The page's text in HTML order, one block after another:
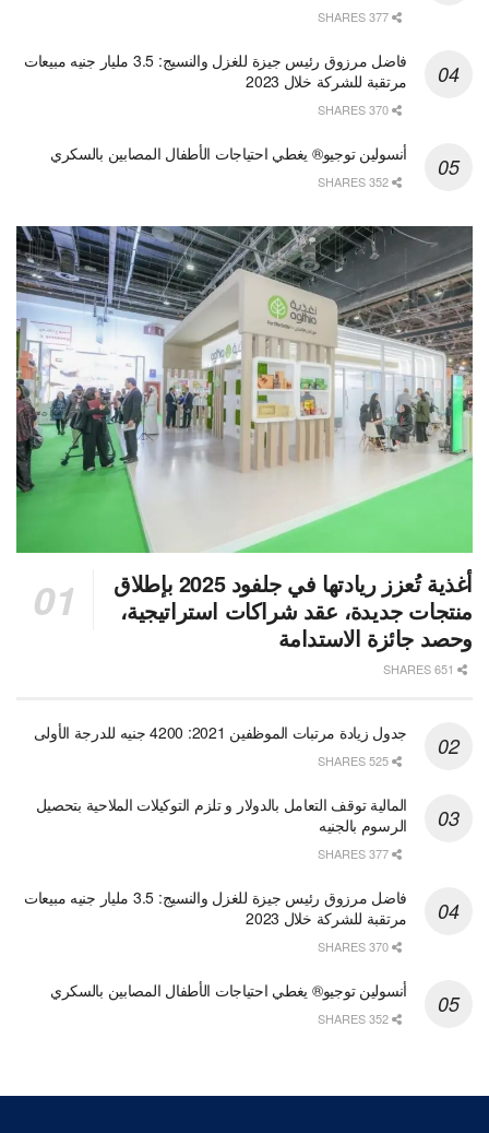
فاضل مرزوق رئيس جيزة للغزل والنسيج: 3.5 مليار جنيه مبيعات
مرتقبة للشركة خلال 2023
أنسولين توجيو® يغطي احتياجات الأطفال المصابين بالسكري
أغذية تُعزز ريادتها في جلفود 2025 بإطلاق
منتجات جديدة، عقد شراكات استراتيجية،
وحصد جائزة الاستدامة
جدول زيادة مرتبات الموظفين 2021: 4200 جنيه للدرجة الأولى
المالية توقف التعامل بالدولار و تلزم التوكيلات الملاحية بتحصيل
الرسوم بالجنيه
فاضل مرزوق رئيس جيزة للغزل والنسيج: 3.5 مليار جنيه مبيعات
مرتقبة للشركة خلال 2023
أنسولين توجيو® يغطي احتياجات الأطفال المصابين بالسكري